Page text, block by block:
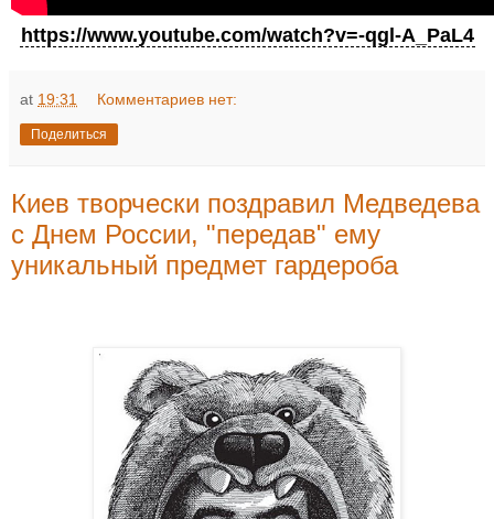
https://www.youtube.com/watch?v=-qgl-A_PaL4
at 19:31 Комментариев нет:
Поделиться
Киев творчески поздравил Медведева
с Днем России, "передав" ему
уникальный предмет гардероба